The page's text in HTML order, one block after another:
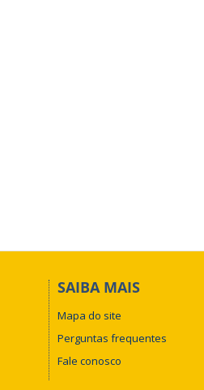
SAIBA MAIS
Mapa do site
Perguntas frequentes
Fale conosco